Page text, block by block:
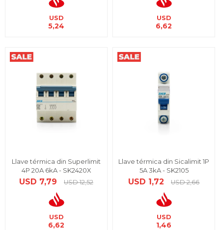
USD
5,24
USD
6,62
Llave térmica din Superlimit
4P 20A 6kA - SK2420X
USD 7,79 USD 12,52
USD
6,62
Llave térmica din Sicalimit 1P
5A 3kA - SK2105
USD 1,72 USD 2,66
USD
1,46